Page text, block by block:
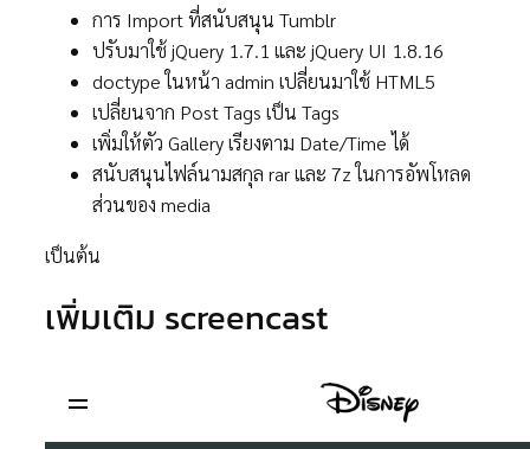
การ Import ที่สนับสนุน Tumblr
ปรับมาใช้ jQuery 1.7.1 และ jQuery UI 1.8.16
doctype ในหน้า admin เปลี่ยนมาใช้ HTML5
เปลี่ยนจาก Post Tags เป็น Tags
เพิ่มให้ตัว Gallery เรียงตาม Date/Time ได้
สนับสนุนไฟล์นามสกุล rar และ 7z ในการอัพโหลด
ส่วนของ media
เป็นต้น
เพิ่มเติม screencast